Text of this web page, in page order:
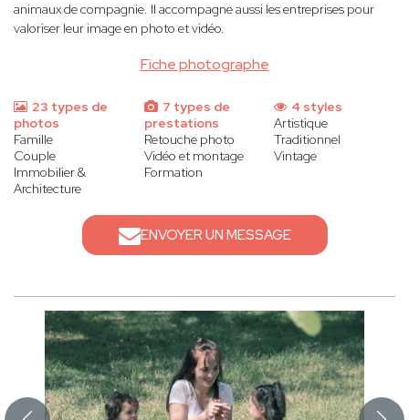
Fiche photographe
animaux de compagnie. Il accompagne aussi les entreprises pour
valoriser leur image en photo et vidéo.
23 types de
photos
Famille
Couple
Immobilier &
Architecture
7 types de
prestations
Retouche photo
Vidéo et montage
Formation
4 styles
Artistique
Traditionnel
Vintage
ENVOYER UN MESSAGE